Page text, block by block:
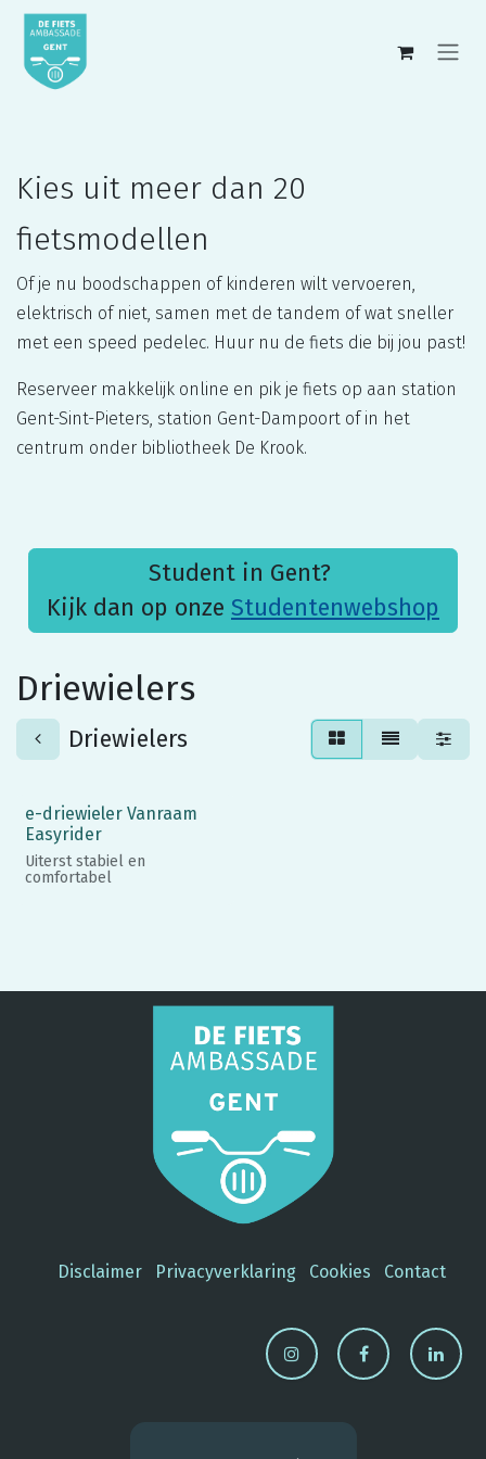
Overslaan naar inhoud
Kies uit meer dan 20
fietsmodellen
Of je nu boodschappen of kinderen wilt vervoeren,
elektrisch of niet, samen met de tandem of wat sneller
met een speed pedelec. Huur nu de fiets die bij jou past!
Reserveer makkelijk online en pik je fiets op aan station
Gent-Sint-Pieters, station Gent-Dampoort of in het
centrum onder bibliotheek De Krook.
Student in Gent?
Kijk dan op onze Studentenwebshop
Driewielers
Driewielers
e-driewieler Vanraam
Easyrider
Uiterst stabiel en
comfortabel
Disclaimer Privacyverklaring Cookies Contact